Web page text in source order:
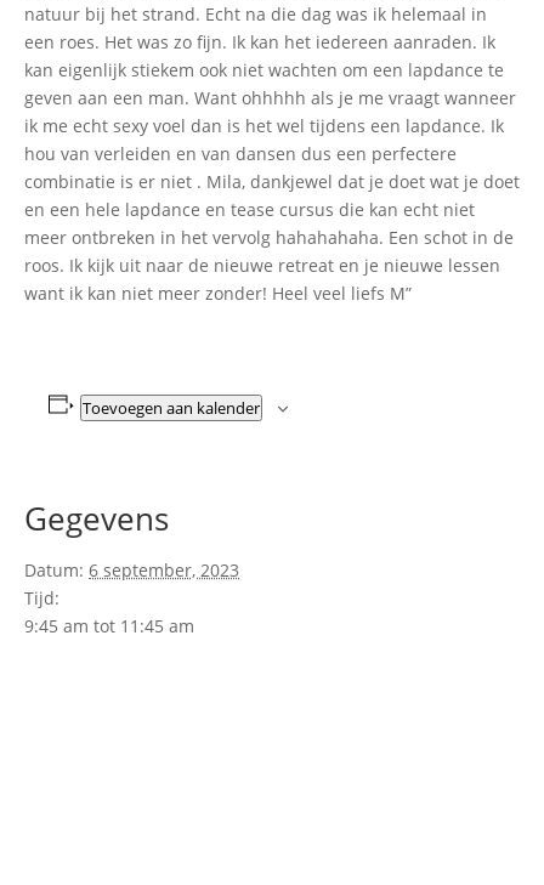
natuur bij het strand. Echt na die dag was ik helemaal in
een roes. Het was zo fijn. Ik kan het iedereen aanraden. Ik
kan eigenlijk stiekem ook niet wachten om een lapdance te
geven aan een man. Want ohhhhh als je me vraagt wanneer
ik me echt sexy voel dan is het wel tijdens een lapdance. Ik
hou van verleiden en van dansen dus een perfectere
combinatie is er niet . Mila, dankjewel dat je doet wat je doet
en een hele lapdance en tease cursus die kan echt niet
meer ontbreken in het vervolg hahahahaha. Een schot in de
roos. Ik kijk uit naar de nieuwe retreat en je nieuwe lessen
want ik kan niet meer zonder! Heel veel liefs M”
Toevoegen aan kalender
Gegevens
Datum: 6 september, 2023
Tijd:
9:45 am tot 11:45 am